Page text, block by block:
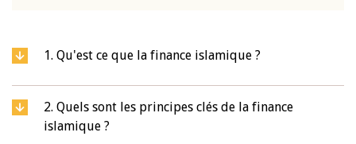
1. Qu'est ce que la finance islamique ?
2. Quels sont les principes clés de la finance
islamique ?